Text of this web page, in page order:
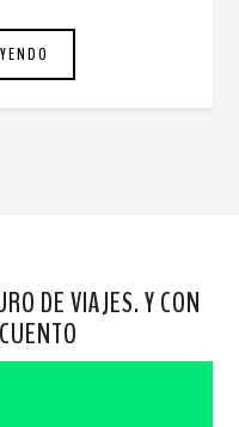
DE VIAJES. Y CON